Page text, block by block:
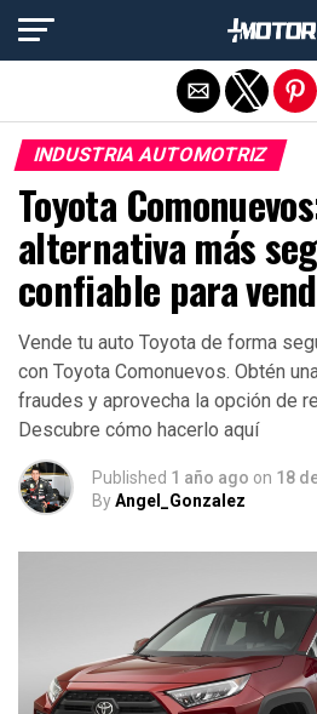
INDUSTRIA AUTOMOTRIZ
Toyota
alternativa más
confiable para
Vende tu auto Toyota de forma
con Toyota Comonuevos. Obtén
fraudes y aprovecha la opción de
Descubre cómo hacerlo aquí
Published 1 año ago on 18
ByAngel_Gonzalez
Salir de la